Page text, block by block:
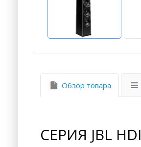
Обзор товара
СЕРИЯ JBL HDI